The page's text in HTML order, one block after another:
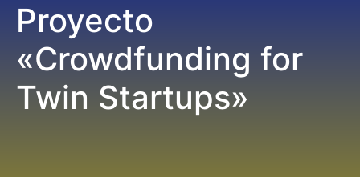
Proyecto
«Crowdfunding for
Twin Startups»